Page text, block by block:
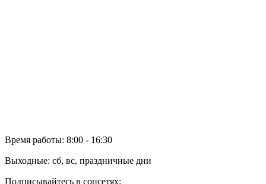
Время работы: 8:00 - 16:30
Выходные: сб, вс, праздничные дни
Подписывайтесь в соцсетях: